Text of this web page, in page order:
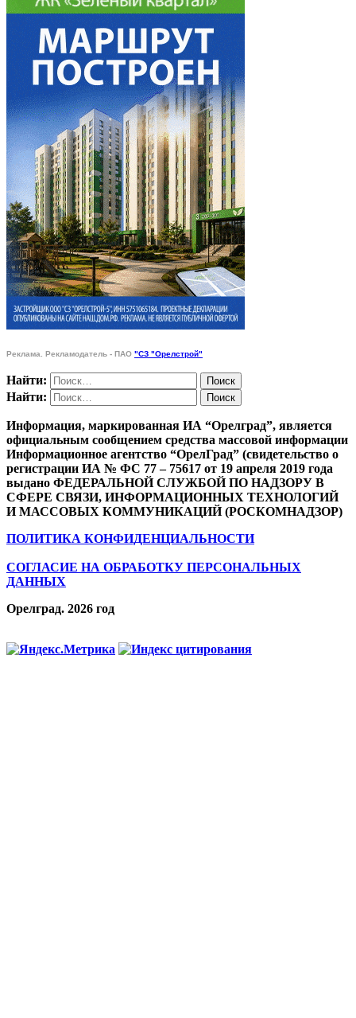
Реклама. Рекламодатель - ПАО "СЗ "Орелстрой"
Найти:
Найти:
Информация, маркированная ИА “Орелград”, является
официальным сообщением средства массовой информации
Информационное агентство “ОрелГрад” (свидетельство о
регистрации ИА № ФС 77 – 75617 от 19 апреля 2019 года
выдано ФЕДЕРАЛЬНОЙ СЛУЖБОЙ ПО НАДЗОРУ В
СФЕРЕ СВЯЗИ, ИНФОРМАЦИОННЫХ ТЕХНОЛОГИЙ
И МАССОВЫХ КОММУНИКАЦИЙ (РОСКОМНАДЗОР)
ПОЛИТИКА КОНФИДЕНЦИАЛЬНОСТИ
СОГЛАСИЕ НА ОБРАБОТКУ ПЕРСОНАЛЬНЫХ
ДАННЫХ
Орелград. 2026 год